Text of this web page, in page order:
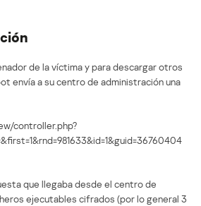
de la víctima y para descargar otros
envía a su centro de administración una
controller.php?
que llegaba desde el centro de
ejecutables cifrados (por lo general 3